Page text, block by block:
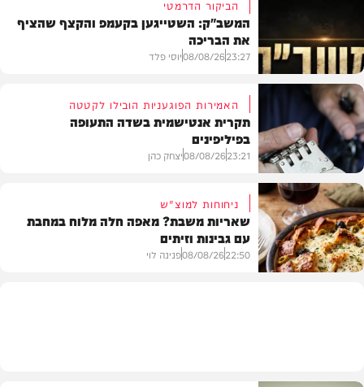
המשב"ק
הביקור הדרמטי
המשב"ק: השטייגען בקעמפ והקצף שהציף
את הבריכה
23:27
08/08/26יוסי פלד
חדשות
האמירות הפוגעניות הובילו לקטטה
תקרית אנטישמית בשדה התעופה
בפיליפינים
23:21
08/08/26יצחק כהן
ניחוחות למוצ"ש
שאריות משבת? מאפה חלה מלוח במחבת
עם גבינות וזיתים
22:50
08/08/26פנינה לוי